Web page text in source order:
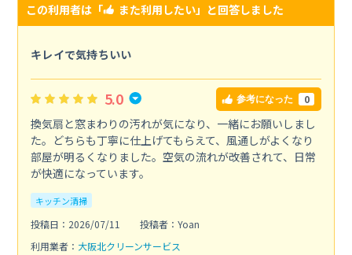
この利用者は「 また利用したい」と回答しました
キレイで気持ちいい
5.0 参考になった 0
換気扇と窓まわりの汚れが気になり、一緒にお願いしまし
た。どちらも丁寧に仕上げてもらえて、風通しがよくなり
部屋が明るくなりました。空気の流れが改善されて、日常
が快適になっています。
キッチン清掃
投稿日：2026/07/11
投稿者：Yoan
利用業者： 大阪北クリーンサービス